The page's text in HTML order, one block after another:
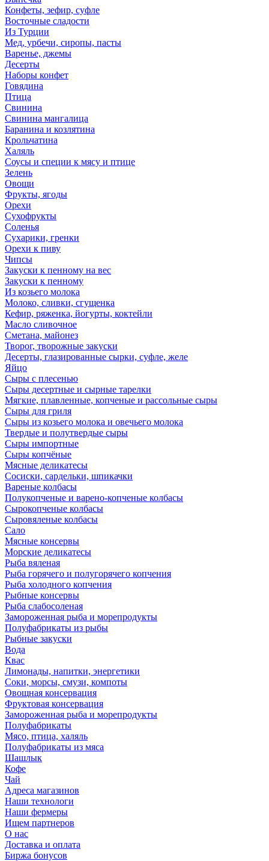
Конфеты, зефир, суфле
Восточные сладости
Из Турции
Мед, урбечи, сиропы, пасты
Варенье, джемы
Десерты
Наборы конфет
Говядина
Птица
Свинина
Свинина мангалица
Баранина и козлятина
Крольчатина
Халяль
Соусы и специи к мясу и птице
Зелень
Овощи
Фрукты, ягоды
Орехи
Сухофрукты
Соленья
Сухарики, гренки
Орехи к пиву
Чипсы
Закуски к пенному на вес
Закуски к пенному
Из козьего молока
Молоко, сливки, сгущенка
Кефир, ряженка, йогурты, коктейли
Масло сливочное
Сметана, майонез
Творог, творожные закуски
Десерты, глазированные сырки, суфле, желе
Яйцо
Сыры с плесенью
Сыры десертные и сырные тарелки
Мягкие, плавленные, копченые и рассольные сыры
Сыры для гриля
Сыры из козьего молока и овечьего молока
Твердые и полутвердые сыры
Сыры импортные
Сыры копчёные
Мясные деликатесы
Сосиски, сардельки, шпикачки
Вареные колбасы
Полукопченые и варено-копченые колбасы
Сырокопченые колбасы
Сыровяленые колбасы
Сало
Мясные консервы
Морские деликатесы
Рыба вяленая
Рыба горячего и полугорячего копчения
Рыба холодного копчения
Рыбные консервы
Рыба слабосоленая
Замороженная рыба и морепродукты
Полуфабрикаты из рыбы
Рыбные закуски
Вода
Квас
Лимонады, напитки, энергетики
Соки, морсы, смузи, компоты
Овощная консервация
Фруктовая консервация
Замороженная рыба и морепродукты
Полуфабрикаты
Мясо, птица, халяль
Полуфабрикаты из мяса
Шашлык
Кофе
Чай
Адреса магазинов
Наши технологи
Наши фермеры
Ищем партнеров
О нас
Доставка и оплата
Биржа бонусов